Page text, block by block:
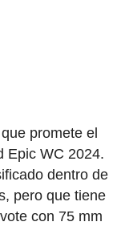
promete el
Epic WC 2024.
dentro de
pero que tiene
con 75 mm